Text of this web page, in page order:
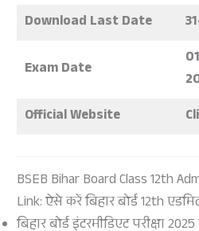
Download Last Date
Exam Date
Official Website
BSEB Bihar Board Class 12th
Link: ऐसे करें बिहार बोर्ड 12th
बिहार बोर्ड इंटरमीडिएट परीक्षा